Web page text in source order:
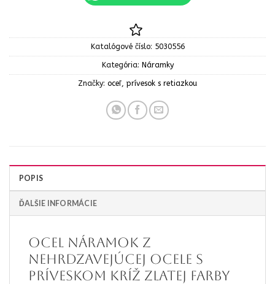
Katalógové číslo: 5030556
Kategória: Náramky
Značky: oceľ, prívesok s retiazkou
POPIS
ĎALŠIE INFORMÁCIE
OCEL Náramok z
nehrdzavejúcej ocele s
príveskom kríž zlatej farby